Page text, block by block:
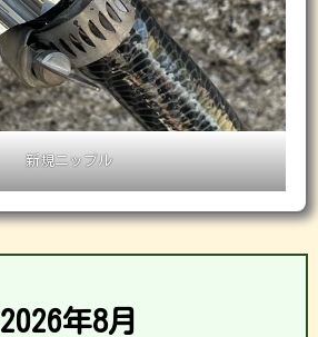
新規ニップル
2026年8月